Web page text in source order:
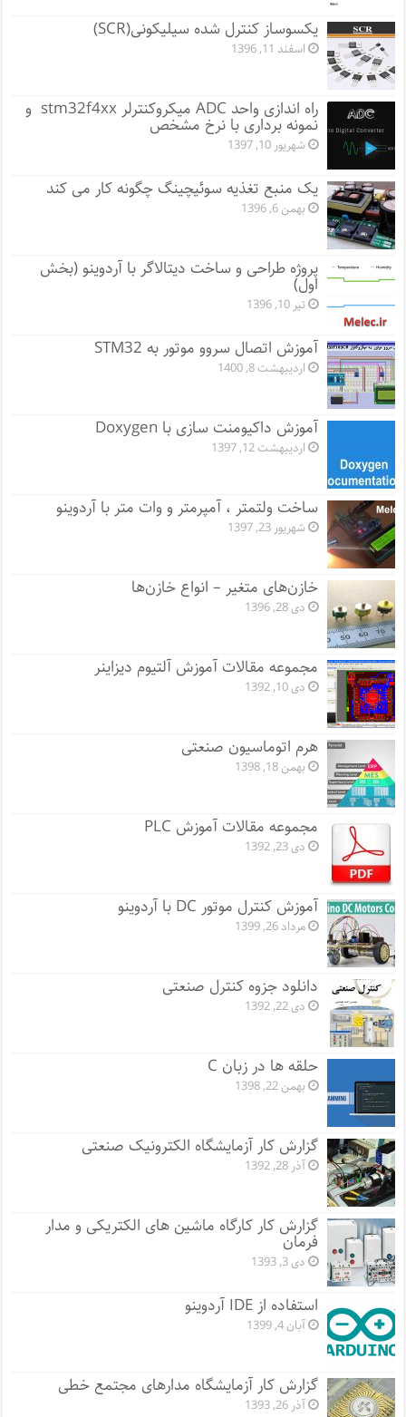
یکسوساز کنترل شده سیلیکونی(SCR)
اسفند 11, 1396
راه اندازی واحد ADC میکروکنترلر stm32f4xx و
نمونه برداری با نرخ مشخص
شهریور 10, 1397
یک منبع تغذیه سوئیچینگ چگونه کار می کند
بهمن 6, 1396
پروژه طراحی و ساخت دیتالاگر با آردوینو (بخش
اول)
تیر 10, 1396
آموزش اتصال سروو موتور به STM32
اردیبهشت 8, 1400
آموزش داکیومنت سازی با Doxygen
اردیبهشت 12, 1397
ساخت ولتمتر ، آمپرمتر و وات متر با آردوینو
شهریور 23, 1397
خازن‌های متغیر – انواع خازن‌ها
دی 28, 1396
مجموعه مقالات آموزش آلتیوم دیزاینر
دی 10, 1392
هرم اتوماسیون صنعتی
بهمن 18, 1398
مجموعه مقالات آموزش PLC
دی 23, 1392
آموزش کنترل موتور DC با آردوینو
مرداد 26, 1399
دانلود جزوه کنترل صنعتی
دی 22, 1392
حلقه ها در زبان C
بهمن 22, 1398
گزارش کار آزمایشگاه الکترونیک صنعتی
آذر 28, 1392
گزارش کار کارگاه ماشین های الکتریکی و مدار
فرمان
دی 3, 1393
استفاده از IDE آردوینو
آبان 4, 1399
گزارش کار آزمایشگاه مدارهای مجتمع خطی
آذر 26, 1393